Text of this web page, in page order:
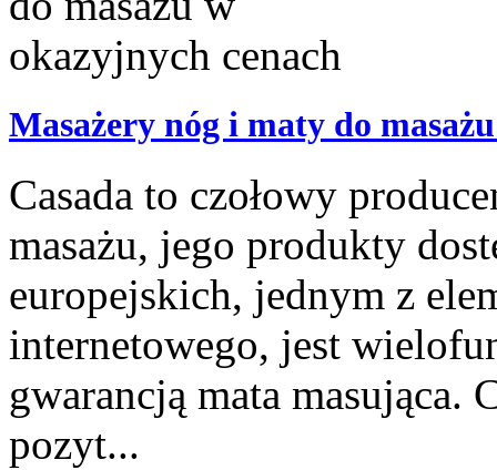
Masażery nóg i maty do
Casada to czołowy
masażu, jego produkty
europejskich, jednym z
internetowego, jest
gwarancją mata masująca.
pozyt...